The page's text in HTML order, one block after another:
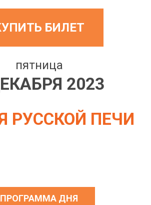
БИЛЕТ
пятница
2023
РУССКОЙ ПЕЧИ
ПРОГРАММА ДНЯ